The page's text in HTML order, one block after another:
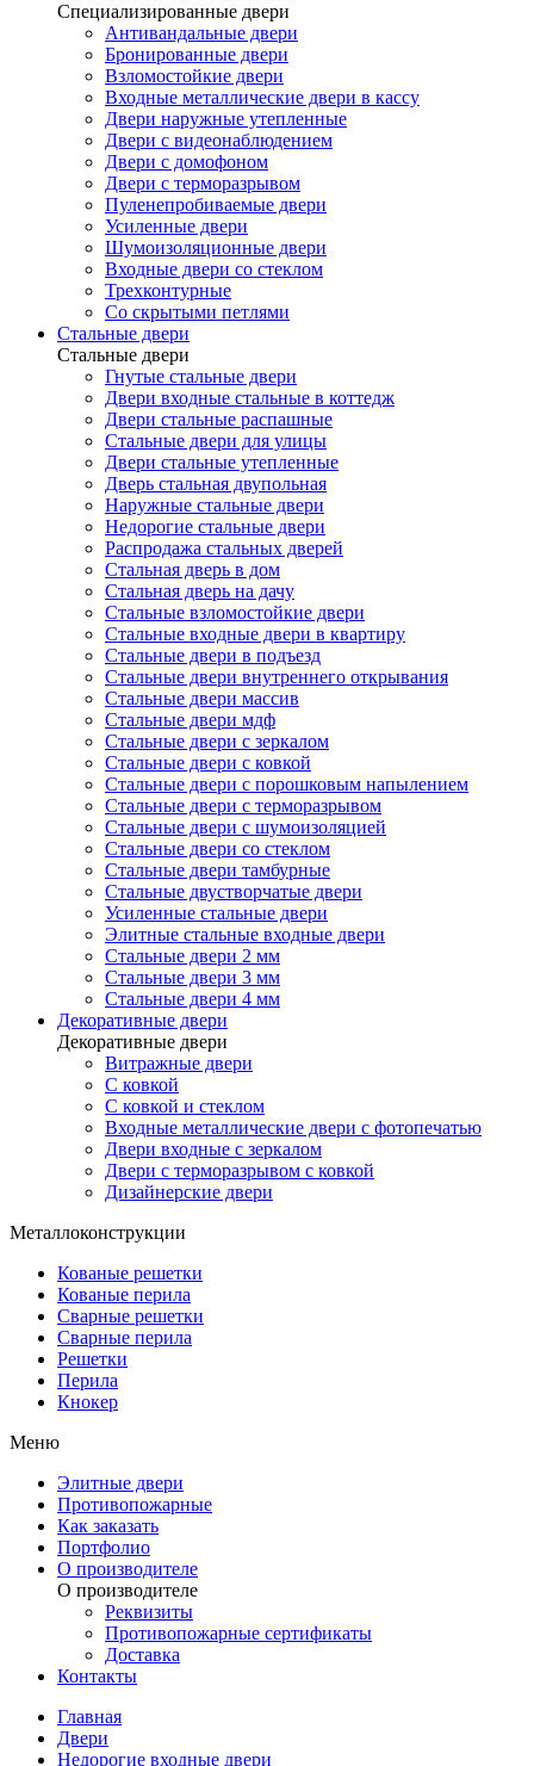
Специализированные двери
Антивандальные двери
Бронированные двери
Взломостойкие двери
Входные металлические двери в кассу
Двери наружные утепленные
Двери с видеонаблюдением
Двери с домофоном
Двери с терморазрывом
Пуленепробиваемые двери
Усиленные двери
Шумоизоляционные двери
Входные двери со стеклом
Трехконтурные
Со скрытыми петлями
Стальные двери
Стальные двери
Гнутые стальные двери
Двери входные стальные в коттедж
Двери стальные распашные
Стальные двери для улицы
Двери стальные утепленные
Дверь стальная двупольная
Наружные стальные двери
Недорогие стальные двери
Распродажа стальных дверей
Стальная дверь в дом
Стальная дверь на дачу
Стальные взломостойкие двери
Стальные входные двери в квартиру
Стальные двери в подъезд
Стальные двери внутреннего открывания
Стальные двери массив
Стальные двери мдф
Стальные двери с зеркалом
Стальные двери с ковкой
Стальные двери с порошковым напылением
Стальные двери с терморазрывом
Стальные двери с шумоизоляцией
Стальные двери со стеклом
Стальные двери тамбурные
Стальные двустворчатые двери
Усиленные стальные двери
Элитные стальные входные двери
Стальные двери 2 мм
Стальные двери 3 мм
Стальные двери 4 мм
Декоративные двери
Декоративные двери
Витражные двери
С ковкой
С ковкой и стеклом
Входные металлические двери с фотопечатью
Двери входные с зеркалом
Двери с терморазрывом с ковкой
Дизайнерские двери
Металлоконструкции
Кованые решетки
Кованые перила
Сварные решетки
Сварные перила
Решетки
Перила
Кнокер
Меню
Элитные двери
Противопожарные
Как заказать
Портфолио
О производителе
О производителе
Реквизиты
Противопожарные сертификаты
Доставка
Контакты
Главная
Двери
Недорогие входные двери